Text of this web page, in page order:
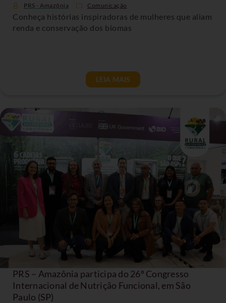
PRS - Amazônia Comunicação
Conheça histórias inspiradoras de mulheres que aliam
renda e conservação dos biomas
LEIA MAIS
PRS – Amazônia participa do 26º Congresso
Internacional de Nutrição Funcional, em São
Paulo (SP)